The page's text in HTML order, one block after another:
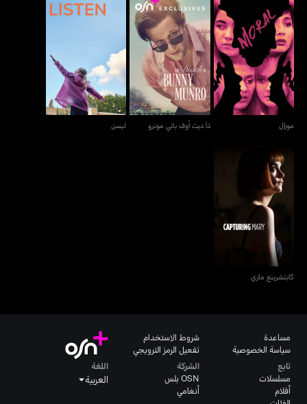
مورال
ذا ديث أوف باني مونرو
ذا ديث أوف باني مونرو ليسن
كابتشرينغ ماري
كابتشرينغ ماري
مساعدة
سياسة الخصوصية
شروط الاستخدام
تفعيل الرمز الترويجي
تابع
مسلسلات
أفلام
الشركة
OSN بلس
أنغامي
اللغة
العربية